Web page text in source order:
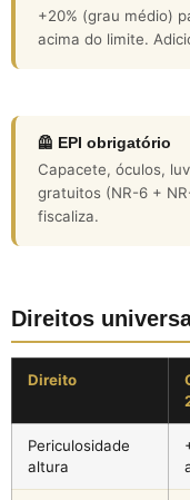
+20% (grau médio)
acima do limite.
🦺 EPI obrigatório
Capacete, óculos,
gratuitos (NR-6 +
fiscaliza.
Direitos
Direito
Periculosidade
altura